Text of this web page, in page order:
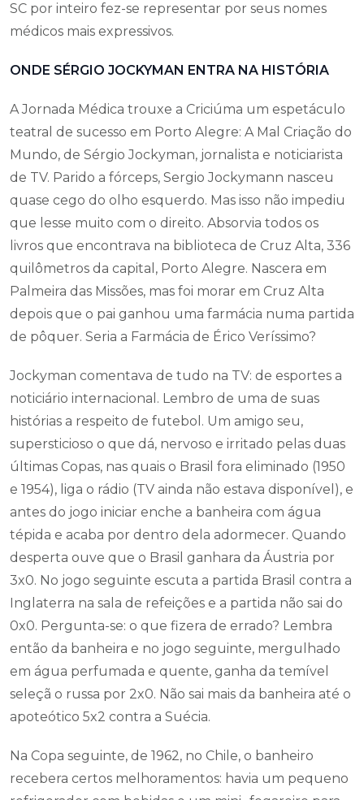
SC por inteiro fez-se representar por seus nomes
médicos mais expressivos.
ONDE SÉRGIO JOCKYMAN ENTRA NA HISTÓRIA
A Jornada Médica trouxe a Criciúma um espetáculo
teatral de sucesso em Porto Alegre: A Mal Criação do
Mundo, de Sérgio Jockyman, jornalista e noticiarista
de TV. Parido a fórceps, Sergio Jockymann nasceu
quase cego do olho esquerdo. Mas isso não impediu
que lesse muito com o direito. Absorvia todos os
livros que encontrava na biblioteca de Cruz Alta, 336
quilômetros da capital, Porto Alegre. Nascera em
Palmeira das Missões, mas foi morar em Cruz Alta
depois que o pai ganhou uma farmácia numa partida
de pôquer. Seria a Farmácia de Érico Veríssimo?
Jockyman comentava de tudo na TV: de esportes a
noticiário internacional. Lembro de uma de suas
histórias a respeito de futebol. Um amigo seu,
supersticioso o que dá, nervoso e irritado pelas duas
últimas Copas, nas quais o Brasil fora eliminado (1950
e 1954), liga o rádio (TV ainda não estava disponível), e
antes do jogo iniciar enche a banheira com água
tépida e acaba por dentro dela adormecer. Quando
desperta ouve que o Brasil ganhara da Áustria por
3x0. No jogo seguinte escuta a partida Brasil contra a
Inglaterra na sala de refeições e a partida não sai do
0x0. Pergunta-se: o que fizera de errado? Lembra
então da banheira e no jogo seguinte, mergulhado
em água perfumada e quente, ganha da temível
seleçã o russa por 2x0. Não sai mais da banheira até o
apoteótico 5x2 contra a Suécia.
Na Copa seguinte, de 1962, no Chile, o banheiro
recebera certos melhoramentos: havia um pequeno